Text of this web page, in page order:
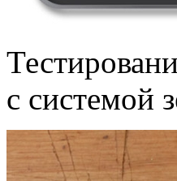
с системой